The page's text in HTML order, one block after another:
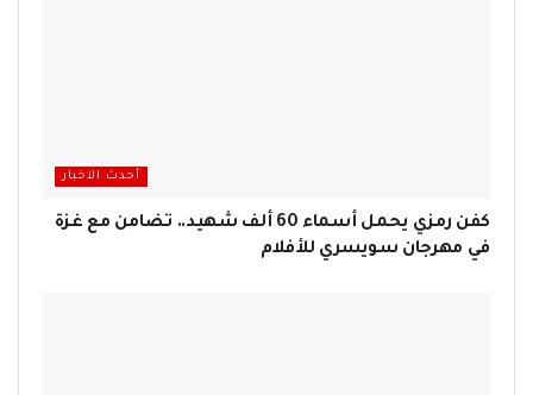
أحدث الاخبار
كفن رمزي يحمل أسماء 60 ألف شهيد.. تضامن مع غزة
في مهرجان سويسري للأفلام